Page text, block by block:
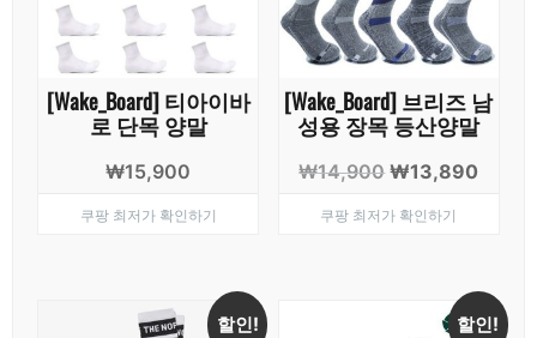
[Wake_Board] 티아이바
로 단목 양말
₩15,900
쿠팡 최저가 확인하기
[Wake_Board] 브리즈 남
성용 장목 등산양말
₩14,900 원
가
₩13,890
쿠팡 최저가 확인하기
할인! 할인!